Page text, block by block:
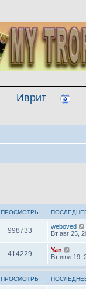
Иврит
ПРОСМОТРЫ
998733
weboved
Вт авг 25,
414229
Yan
Вт июл 19,
ПРОСМОТРЫ